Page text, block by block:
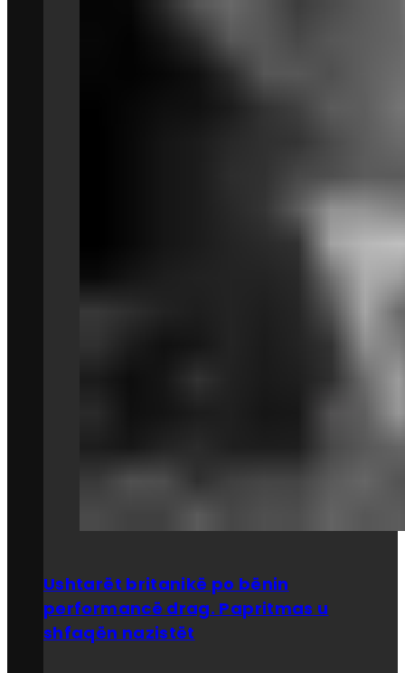
Ushtarët britanikë po bënin
performancë drag. Papritmas u
shfaqën nazistët